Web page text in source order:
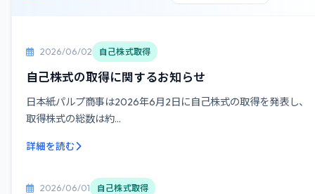
2026/06/02 自己株式取得
自己株式の取得に関するお知らせ
日本紙パルプ商事は2026年6月2日に自己株式の取得を発表し、
取得株式の総数は約...
詳細を読む
2026/06/01 自己株式取得